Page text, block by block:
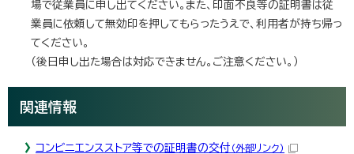
場で従業員に申し出てください。また、印面不良等の証明書は従
業員に依頼して無効印を押してもらったうえで、利用者が持ち帰っ
てください。
（後日申し出た場合は対応できません。ご注意ください。）
関連情報
コンビニエンスストア等での証明書の交付 （外部リンク）